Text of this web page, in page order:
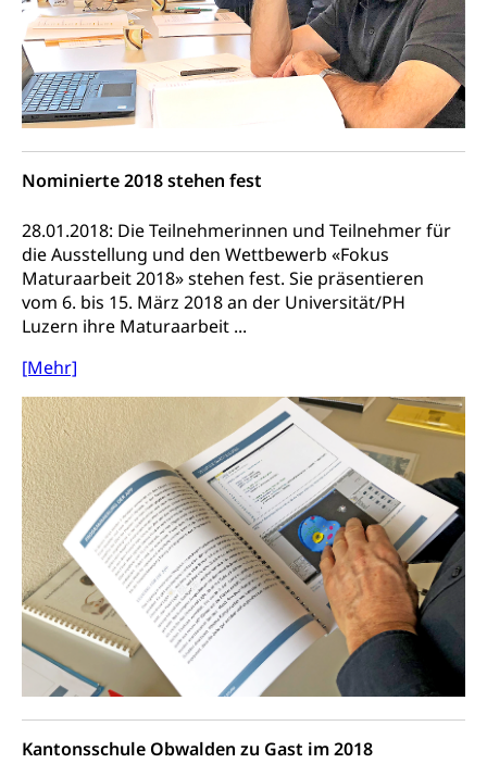
Nominierte 2018 stehen fest
28.01.2018: Die Teilnehmerinnen und Teilnehmer für
die Ausstellung und den Wettbewerb «Fokus
Maturaarbeit 2018» stehen fest. Sie präsentieren
vom 6. bis 15. März 2018 an der Universität/PH
Luzern ihre Maturaarbeit ...
[Mehr]
Kantonsschule Obwalden zu Gast im 2018
Kantonsstrassen
Geburt, Heirat, Ehe, Partnerschaft, Tod,
Zivilstandsamt, Zivilstandsregiste
Zivilstandswesen
Adoption
Adoptivkind, Adoptiveltern, Adoptionsvermittlung,
Adoptionsverfahren, elterliche Gewalt, elterliche
Niederlassungsbewilligung, Aufenthalt,
Niederlassung, Wohnsitz
Amt für Migration
Ausweise und Bescheinigungen
Reisepass, Identitätskarte, Visum, Geburtsurkunde
Jagdausweis, Fischereiausweis
Strafregisterauszug bestellen
Waffen, Sprengstoffe und Pyrotechnik
Reisepass, Identitätskarte
Strassenverkehrsamt (Führerausweis,
Fahrzeugausweis)
Namensänderungen
Einbürgerung
Nationalität, Staatsangehörigkeit,
Staatsbürgerschaft, Bürgerrecht, Erwerb des
Bürgerrechts, Verlust des Bürgerrechts,
Einbürgerungsverfahren
Einbürgerungen
Geburt
Geburtsurkunde, Geburtsschein, Geburtsanzeige
Familienzulagen (WAS Luzern)
Schwangerschaft / Geburt (gruezi.lu.ch)
Kinder und Jugendliche
Mündigkeit, Kindesschutz, Jugendschutz
Kinder- und Jugendförderung
Psychische Gesundheit
Pflege / Pflegeheim
Hauspflege, spitalexterne Pflege, Spitex